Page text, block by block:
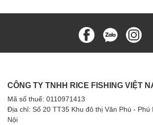
CÔNG TY TNHH RICE FISHING VIỆT
Mã số thuế: 0110971413
Địa chỉ: Số 20 TT35 Khu đô thị Văn Phú -
Nội